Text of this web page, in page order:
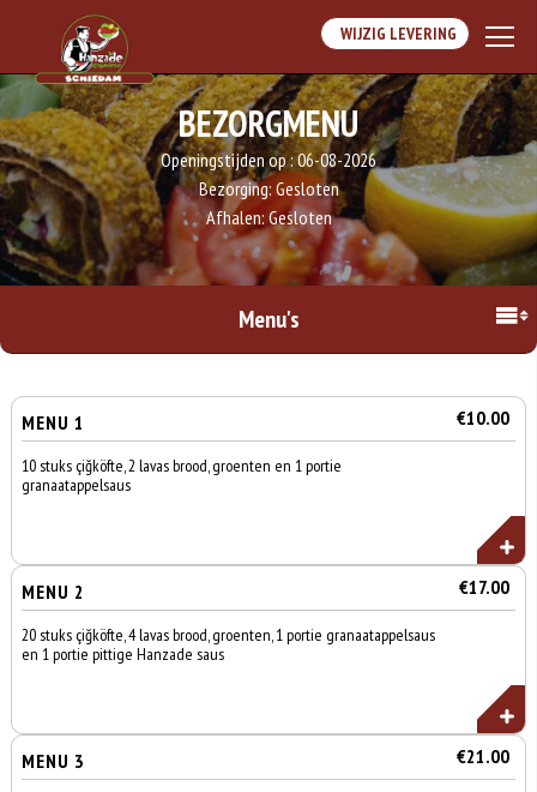
WIJZIG LEVERING
BEZORGMENU
Openingstijden op :06-08-2026
Bezorging: Gesloten
Afhalen: Gesloten
Menu's
MENU 1 €10.00
10 stuks çiğköfte, 2 lavas brood, groenten en 1 portie
granaatappelsaus
MENU 2 €17.00
20 stuks çiğköfte, 4 lavas brood, groenten, 1 portie granaatappelsaus
en 1 portie pittige Hanzade saus
MENU 3 €21.00